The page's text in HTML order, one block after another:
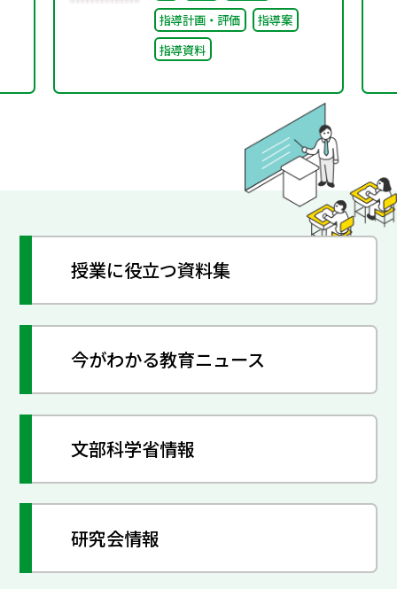
指導計画・評価
指導案
指導資料
授業に役立つ資料集
今がわかる教育ニュース
文部科学省情報
研究会情報